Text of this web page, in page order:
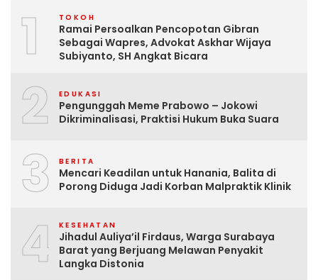
1 TOKOH
Ramai Persoalkan Pencopotan Gibran
Sebagai Wapres, Advokat Askhar Wijaya
Subiyanto, SH Angkat Bicara
2 EDUKASI
Pengunggah Meme Prabowo – Jokowi
Dikriminalisasi, Praktisi Hukum Buka Suara
3 BERITA
Mencari Keadilan untuk Hanania, Balita di
Porong Diduga Jadi Korban Malpraktik Klinik
4 KESEHATAN
Jihadul Auliya’il Firdaus, Warga Surabaya
Barat yang Berjuang Melawan Penyakit
Langka Distonia